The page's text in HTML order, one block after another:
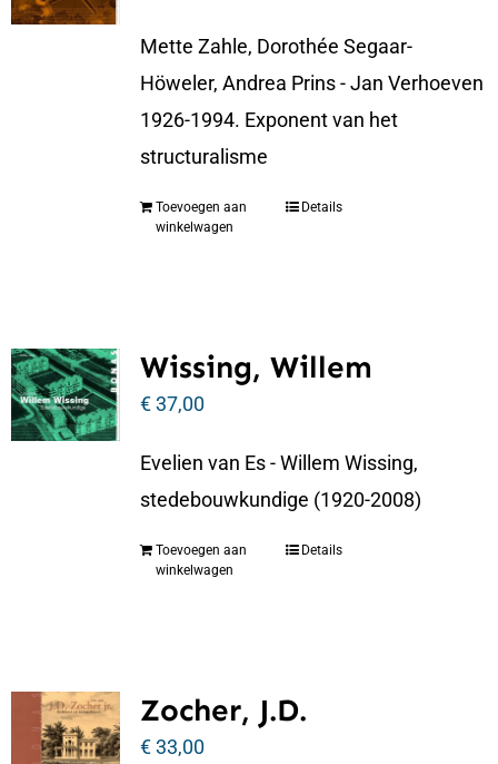
Mette Zahle, Dorothée Segaar-
Höweler, Andrea Prins - Jan Verhoeven
1926-1994. Exponent van het
structuralisme
Toevoegen aan
winkelwagen
Details
Wissing, Willem
€37,00
Evelien van Es - Willem Wissing,
stedebouwkundige (1920-2008)
Toevoegen aan
winkelwagen
Details
Zocher, J.D.
€33,00